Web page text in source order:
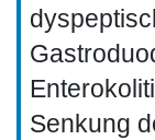
Senkung